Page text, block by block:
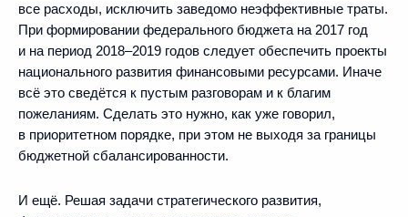
все расходы, исключить заведомо неэффективные траты.
При формировании федерального бюджета на 2017 год
и на период 2018–2019 годов следует обеспечить проекты
национального развития финансовыми ресурсами. Иначе
всё это сведётся к пустым разговорам и к благим
пожеланиям. Сделать это нужно, как уже говорил,
в приоритетном порядке, при этом не выходя за границы
бюджетной сбалансированности.
И ещё. Решая задачи стратегического развития,